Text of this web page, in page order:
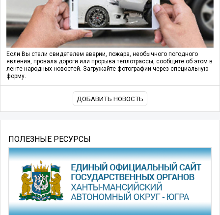
Если Вы стали свидетелем аварии, пожара, необычного погодного
явления, провала дороги или прорыва теплотрассы, сообщите об этом в
ленте народных новостей. Загружайте фотографии через специальную
форму.
ДОБАВИТЬ НОВОСТЬ
ПОЛЕЗНЫЕ РЕСУРСЫ